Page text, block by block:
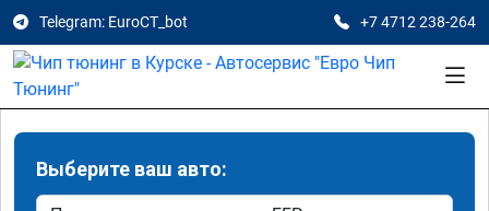
Telegram: EuroCT_bot +7 4712 238-264
Выберите ваш авто: